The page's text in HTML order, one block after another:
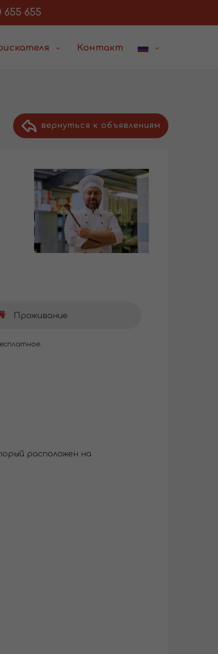
655 655
Контакт
вернуться к объявлениям
Проживание
расположен на